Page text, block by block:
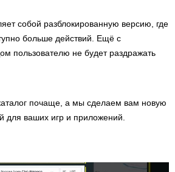
собой разблокированную версию, где
больше действий. Ещё с
пользователю не будет раздражать
почаще, а мы сделаем вам новую
для ваших игр и приложений.